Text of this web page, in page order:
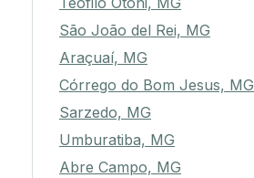
São João del Rei, MG
Araçuaí, MG
Córrego do Bom Jesus, MG
Sarzedo, MG
Umburatiba, MG
Abre Campo, MG